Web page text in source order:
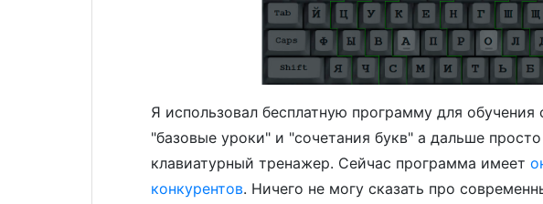
Я использовал бесплатную программу для
"базовые уроки" и "сочетания букв" а дальше
клавиатурный тренажер. Сейчас программа имеет
конкурентов. Ничего не могу сказать про